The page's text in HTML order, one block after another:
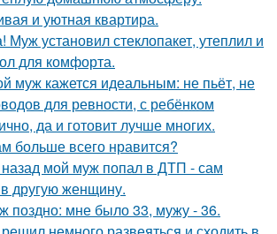
и уютная квартира.
Муж установил стеклопакет, утеплил и
для комфорта.
муж кажется идеальным: не пьёт, не
для ревности, с ребёнком
да и готовит лучше многих.
больше всего нравится?
назад мой муж попал в ДТП - сам
другую женщину.
поздно: мне было 33, мужу - 36.